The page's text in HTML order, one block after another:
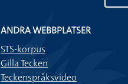
ANDRA WEBBPLATSER
STS-korpus
Gilla Tecken
Teckenspråksvideo